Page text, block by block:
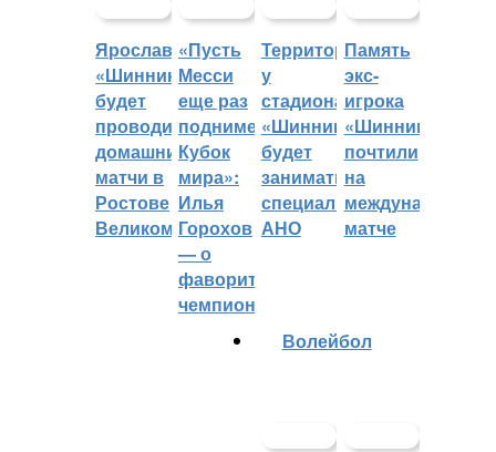
Ярославский
«Шинник»
будет
проводить
домашние
матчи в
Ростове
Великом
«Пусть
Месси
еще раз
поднимет
Кубок
мира»:
Илья
Горохов
— о
фаворитах
чемпионата
Территорией
у
стадиона
«Шинник»
будет
заниматься
специальное
АНО
Память
экс-
игрока
«Шинника»
почтили
на
международном
матче
Волейбол